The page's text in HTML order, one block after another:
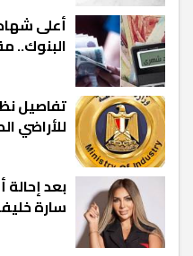
أعلى
البنوك..
تفاصيل
للأراضي
بعد
سارة